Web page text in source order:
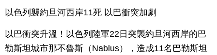
以色列襲約旦河西岸11死 以巴衝突加劇
以巴衝突升溫！以色列陸軍22日突襲約旦河西岸的巴
勒斯坦城市那不魯斯（Nablus），造成11名巴勒斯坦